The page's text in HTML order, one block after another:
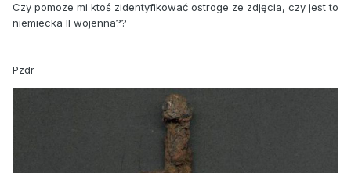
Czy pomoze mi ktoś zidentyfikować ostroge ze zdjęcia, czy jest to
niemiecka II wojenna??
Pzdr